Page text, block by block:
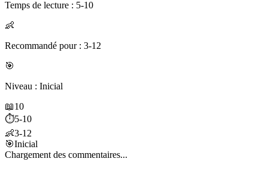
Temps de lecture : 5-10
👶
Recommandé pour : 3-12
🎯
Niveau : Inicial
📖10
⏱️5-10
👶3-12
🎯Inicial
Chargement des commentaires...